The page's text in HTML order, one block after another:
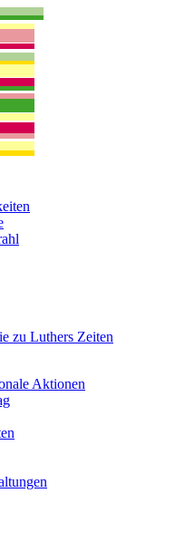
zu Luthers Zeiten
Aktionen